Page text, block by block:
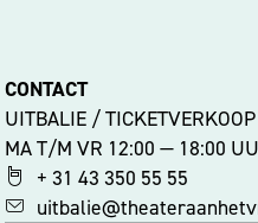
CONTACT
UITBALIE / TICKETVERKOOP
MA T/M VR 12:00 — 18:00
+ 31 43 350 55 55